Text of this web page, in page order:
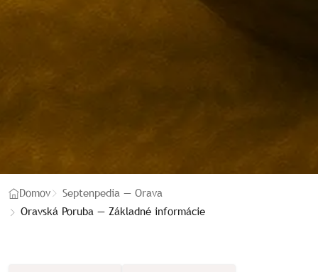
Domov
Septenpedia — Orava
Oravská Poruba — Základné informácie